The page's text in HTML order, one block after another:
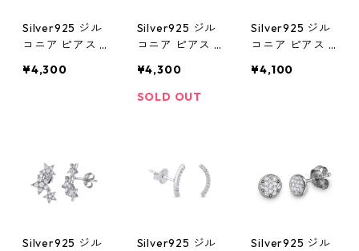
Silver925 ジル
コニア ピアス 9
¥4,300
Silver925 ジル
コニア ピアス 9
¥4,300
SOLD OUT
Silver925 ジル
コニア ピアス 1
¥4,100
Silver925 ジル
Silver925 ジル
Silver925 ジル